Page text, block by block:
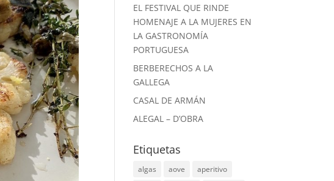
EL FESTIVAL QUE RINDE
HOMENAJE A LA MUJERES EN
LA GASTRONOMÍA
PORTUGUESA
BERBERECHOS A LA
GALLEGA
CASAL DE ARMÁN
ALEGAL – D’OBRA
Etiquetas
algas aove
aperitivo